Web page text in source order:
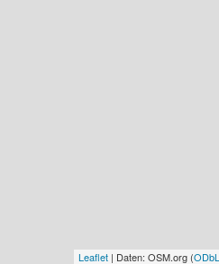
Leaflet | Daten: OSM.org (ODbL